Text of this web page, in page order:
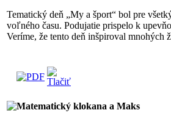
Tematický deň „My a šport“ bol pre
voľného času. Podujatie prispelo k
Veríme, že tento deň inšpiroval mnohých
Matematický klokana a Maks